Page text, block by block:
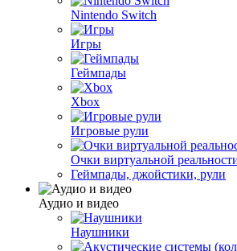
Nintendo Switch
Игры
Геймпады
Xbox
Игровые рули
Очки виртуальной
Геймпады, джойстики, рули
Аудио и видео
Наушники